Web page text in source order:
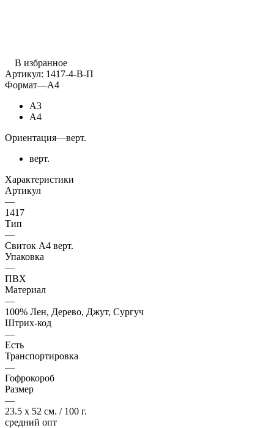
В избранное
Артикул: 1417-4-В-П
Формат—А4
А3
А4
Ориентация—верт.
верт.
Характеристики
Артикул
—
1417
Тип
—
Свиток А4 верт.
Упаковка
—
ПВХ
Материал
—
100% Лен, Дерево, Джут, Сургуч
Штрих-код
—
Есть
Транспортировка
—
Гофрокороб
Размер
—
23.5 x 52 см. / 100 г.
средний опт